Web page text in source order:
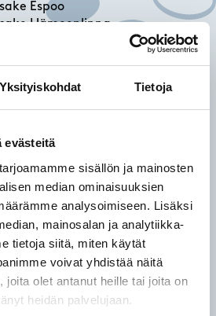
Yksityiskohdat Tietoja
evästeitä
sisällön ja mainosten
median ominaisuuksien
analysoimiseen. Lisäksi
mainosalan ja analytiikka-
tietoja siitä, miten käytät
voivat yhdistää näitä
joita olet antanut heille tai joita on
heidän palvelujaan.
Espoo
Hämeenlinna
Helsinki
Joensuu
Jyväskylä
Kangasala
Kempele
Kerava
Kirkkonummi
Kuopio
Lahti
Lempäälä
Lohja